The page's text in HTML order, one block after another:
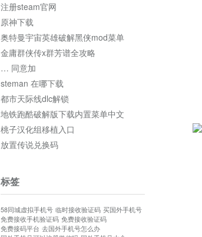
注册steam官网
原神下载
奥特曼宇宙英雄破解黑侠mod菜单
金庸群侠传x群芳谱全攻略
… 同意加
steman 在哪下载
都市天际线dlc解锁
地铁跑酷破解版下载内置菜单中文
桃子汉化组移植入口
放置传说兑换码
标签
58同城虚拟手机号 临时接收验证码 买国外手机号
免费接收手机验证码 免费接收验证码
免费接码平台 去国外手机号怎么办